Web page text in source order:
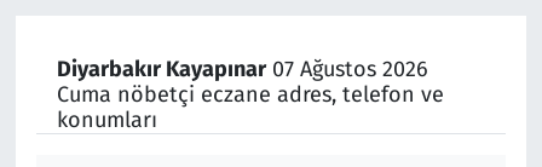
Diyarbakır Kayapınar07 Ağustos 2026
Cuma nöbetçi eczane adres, telefon ve
konumları
Siyaset